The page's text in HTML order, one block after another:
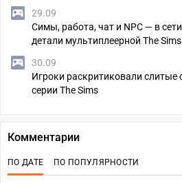
29.09
Симы, работа, чат и NPC — в
детали мультиплеерной The Sims
30.09
Игроки раскритиковали
серии The Sims
Комментарии
ПО ДАТЕ ПО ПОПУЛЯРНОСТИ